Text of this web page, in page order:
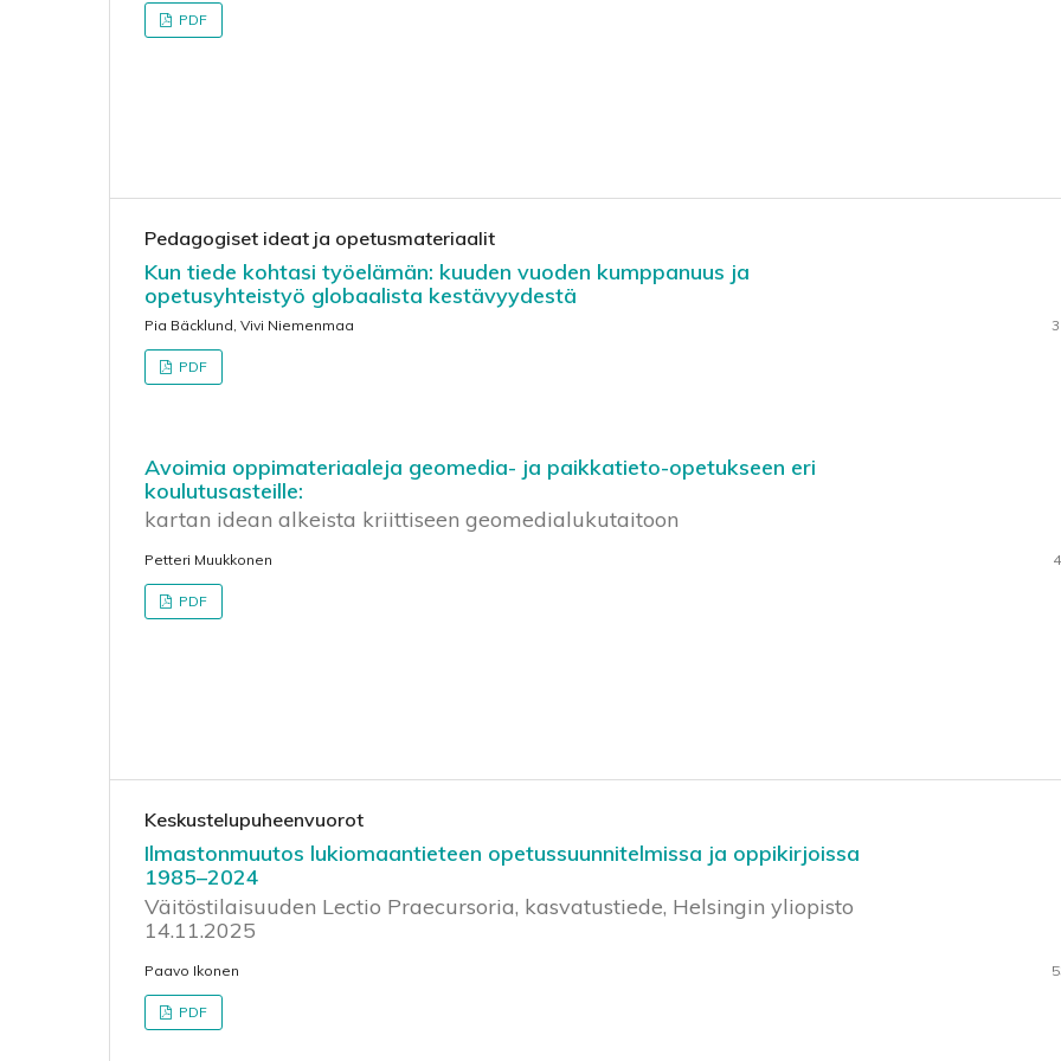
PDF
Pedagogiset ideat ja opetusmateriaalit
Kun tiede kohtasi työelämän: kuuden vuoden kumppanuus ja
opetusyhteistyö globaalista kestävyydestä
Pia Bäcklund, Vivi Niemenmaa
PDF
Avoimia oppimateriaaleja geomedia- ja paikkatieto-opetukseen eri
koulutusasteille:
kartan idean alkeista kriittiseen geomedialukutaitoon
Petteri Muukkonen
PDF
Keskustelupuheenvuorot
Ilmastonmuutos lukiomaantieteen opetussuunnitelmissa ja oppikirjoissa
1985–2024
Väitöstilaisuuden Lectio Praecursoria, kasvatustiede, Helsingin yliopisto
14.11.2025
Paavo Ikonen
PDF